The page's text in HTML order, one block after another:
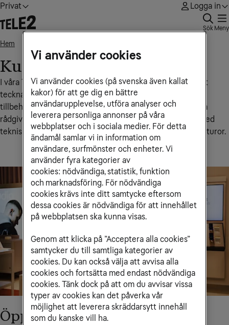
Privat Logga in
Sök Meny
Hem
Kungälv, Kongahälla
I våra Tele2‑butiker får du personlig hjälp med allt från att
teckna eller ändra abonnemang till att köpa mobiler och
tillbehör samt bredbands- och tv-abonnemang. Du kan få
rådgivning om vilken lösning som passar dig bäst, hjälp med
tekniska inställningar, nummerflytt eller support kring fakturor.
Öppettider
Vi använder cookies
Vi använder cookies (på svenska även kallat
kakor) för att ge dig en bättre
användarupplevelse, utföra analyser och
leverera personliga annonser på våra
webbplatser och i sociala medier. För detta
ändamål samlar vi in information om
användare, surfmönster och enheter. Vi
använder fyra kategorier av
cookies: nödvändiga, statistik, funktion
och marknadsföring. För nödvändiga
cookies krävs inte ditt samtycke eftersom
dessa cookies är nödvändiga för att innehållet
på webbplatsen ska kunna visas.
Genom att klicka på ”Acceptera alla cookies”
samtycker du till samtliga kategorier av
cookies. Du kan också välja att avvisa alla
cookies och fortsätta med endast nödvändiga
cookies. Tänk dock på att om du avvisar vissa
typer av cookies kan det påverka vår
möjlighet att leverera skräddarsytt innehåll
som du kanske vill ha.